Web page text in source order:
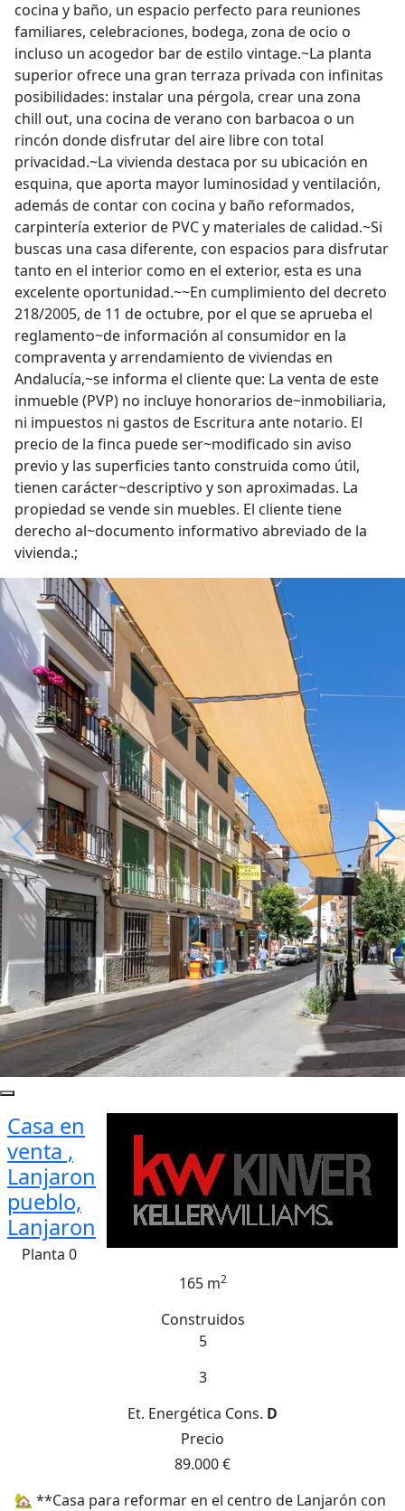
cocina y baño, un espacio perfecto para reuniones
familiares, celebraciones, bodega, zona de ocio o
incluso un acogedor bar de estilo vintage.~La planta
superior ofrece una gran terraza privada con infinitas
posibilidades: instalar una pérgola, crear una zona
chill out, una cocina de verano con barbacoa o un
rincón donde disfrutar del aire libre con total
privacidad.~La vivienda destaca por su ubicación en
esquina, que aporta mayor luminosidad y ventilación,
además de contar con cocina y baño reformados,
carpintería exterior de PVC y materiales de calidad.~Si
buscas una casa diferente, con espacios para disfrutar
tanto en el interior como en el exterior, esta es una
excelente oportunidad.~~En cumplimiento del decreto
218/2005, de 11 de octubre, por el que se aprueba el
reglamento~de información al consumidor en la
compraventa y arrendamiento de viviendas en
Andalucía,~se informa el cliente que: La venta de este
inmueble (PVP) no incluye honorarios de~inmobiliaria,
ni impuestos ni gastos de Escritura ante notario. El
precio de la finca puede ser~modificado sin aviso
previo y las superficies tanto construida como útil,
tienen carácter~descriptivo y son aproximadas. La
propiedad se vende sin muebles. El cliente tiene
derecho al~documento informativo abreviado de la
vivienda.;
Casa en
venta ,
Lanjaron
pueblo,
Lanjaron
Planta 0
165 m2
Construidos
5
3
Et. Energética Cons. D
Precio
89.000 €
🏡 **Casa para reformar en el centro de Lanjarón con